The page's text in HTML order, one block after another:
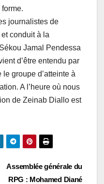
journalistes de
conduit à la
Jamal Pendessa
d’être entendu par
groupe d’atteinte à
A l’heure où nous
de Zeinab Diallo est
Assemblée générale du
RPG : Mohamed Diané